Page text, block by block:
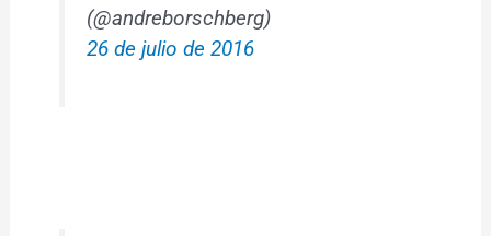
(@andreborschberg)
26 de julio de 2016